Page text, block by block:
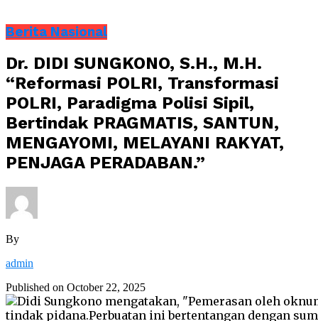
Berita Nasional
Dr. DIDI SUNGKONO, S.H., M.H.
“Reformasi POLRI, Transformasi
POLRI, Paradigma Polisi Sipil,
Bertindak PRAGMATIS, SANTUN,
MENGAYOMI, MELAYANI RAKYAT,
PENJAGA PERADABAN.”
By
admin
Published on October 22, 2025